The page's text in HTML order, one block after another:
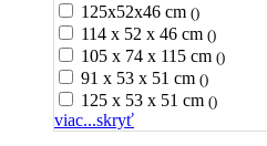
125x52x46 cm ()
114 x 52 x 46 cm ()
105 x 74 x 115 cm ()
91 x 53 x 51 cm ()
125 x 53 x 51 cm ()
viac...skryť